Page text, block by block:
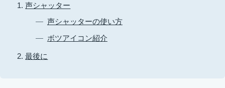
声シャッター
声シャッターの使い方
ボツアイコン紹介
最後に